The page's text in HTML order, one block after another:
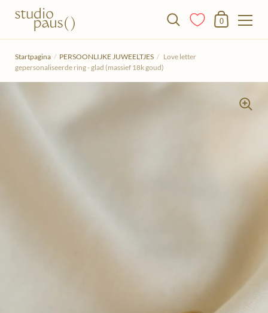
Winkelmandje
0
Startpagina / PERSOONLIJKE JUWEELTJES / Love letter
gepersonaliseerde ring - glad (massief 18k goud)